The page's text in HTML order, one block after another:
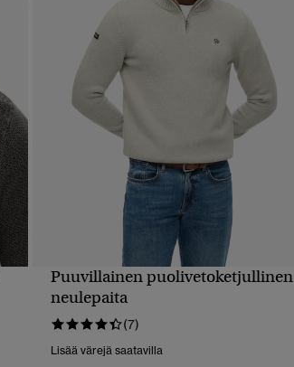
PIKAKATSELU
Puuvillainen puolivetoketjullinen
neulepaita
(7)
Lisää värejä saatavilla